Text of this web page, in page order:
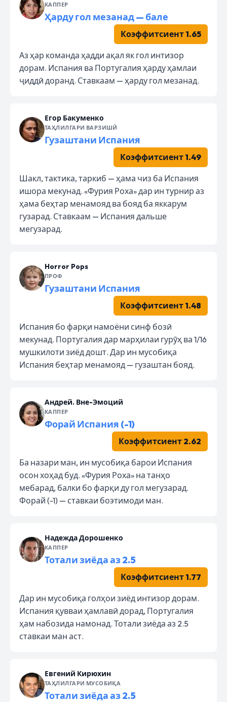
КАППЕР
Ҳарду гол мезанад — бале
Коэффитсиент 1.65
Аз ҳар команда ҳадди ақал як гол интизор
дорам. Испания ва Португалия ҳарду ҳамлаи
ҷиддӣ доранд. Ставкаам — ҳарду гол мезанад.
Егор Бакуменко
ТАҲЛИЛГАРИ ВАРЗИШӢ
Гузаштани Испания
Коэффитсиент 1.49
Шакл, тактика, таркиб — ҳама чиз ба Испания
ишора мекунад. «Фурия Роха» дар ин турнир аз
ҳама беҳтар менамояд ва бояд ба яккарум
гузарад. Ставкаам — Испания дальше
мегузарад.
Horror Pops
ПРОФ
Гузаштани Испания
Коэффитсиент 1.48
Испания бо фарқи намоёни синф бозӣ
мекунад. Португалия дар марҳилаи гурӯҳ ва 1/16
мушкилоти зиёд дошт. Дар ин мусобиқа
Испания беҳтар менамояд — гузаштан бояд.
Андрей. Вне-Эмоций
КАППЕР
Форай Испания (-1)
Коэффитсиент 2.62
Ба назари ман, ин мусобиқа барои Испания
осон хоҳад буд. «Фурия Роха» на танҳо
мебарад, балки бо фарқи ду гол мегузарад.
Форай (-1) — ставкаи боэтимоди ман.
Надежда Дорошенко
КАППЕР
Тотали зиёда аз 2.5
Коэффитсиент 1.77
Дар ин мусобиқа голҳои зиёд интизор дорам.
Испания қувваи ҳамлавӣ дорад, Португалия
ҳам набозида намонад. Тотали зиёда аз 2.5
ставкаи ман аст.
Евгений Кирюхин
ТАҲЛИЛГАРИ МУСОБИҚА
Тотали зиёда аз 2.5